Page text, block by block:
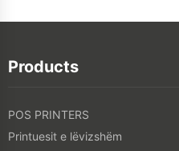
Products
POS PRINTERS
Printuesit e lëvizshëm